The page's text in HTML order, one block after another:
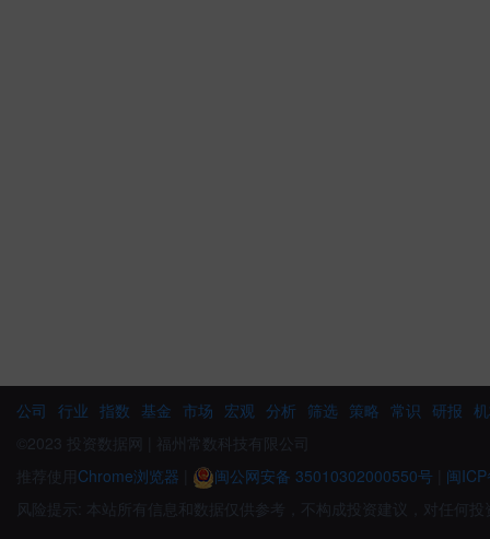
公司 行业 指数 基金 市场 宏观 分析 筛选 策略 常识 研报
©2023 投资数据网 | 福州常数科技有限公司
推荐使用 Chrome浏览器 闽公网安备 35010302000550号
闽
风险提示: 本站所有信息和数据仅供参考，不构成投资建议，对任何